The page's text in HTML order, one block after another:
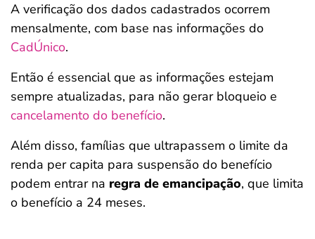
A verificação dos dados cadastrados ocorrem
mensalmente, com base nas informações do
CadÚnico.
Então é essencial que as informações estejam
sempre atualizadas, para não gerar bloqueio e
cancelamento do benefício.
Além disso, famílias que ultrapassem o limite da
renda per capita para suspensão do benefício
podem entrar na regra de emancipação, que limita
o benefício a 24 meses.